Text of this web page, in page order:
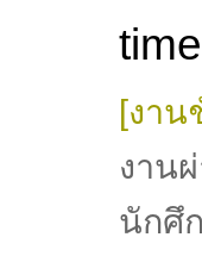
[งาน
งาน
นักศึ